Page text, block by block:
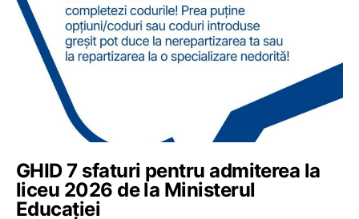
GHID 7 sfaturi pentru admiterea la
liceu 2026 de la Ministerul
Educației